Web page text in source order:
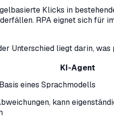
Klicks in
RPA eignet sich
Unterschied liegt darin,
KI-Agent
eines Sprachmodells
kann